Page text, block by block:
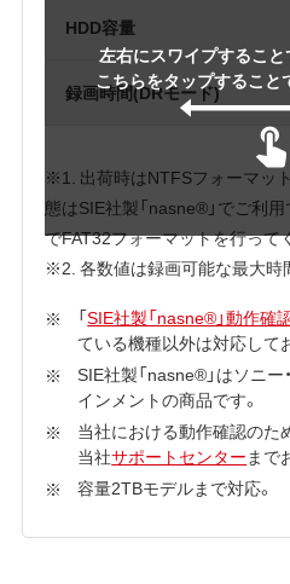
左右にスワイプすること
こちらをタップすること
HDD容量
録画時間(DRモード)
※1. 出荷時はNTFSフォーマッ
態はSIE社製「nasne®」でご利
でFAT32フォーマットを行って
※2. 各数値は録画可能な最大時
「SIE社製「nasne®」動作確
ている機種以外は対応して
SIE社製「nasne®」はソニ
インメントの商品です。
当社における動作確認のた
当社サポートセンターまで
容量2TBモデルまで対応。